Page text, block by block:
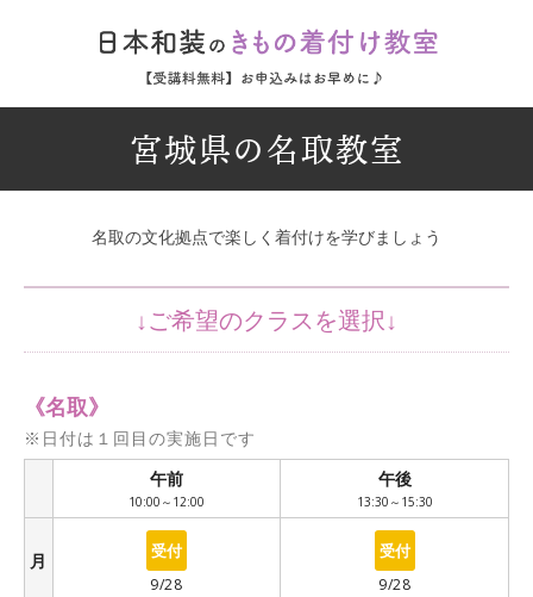
宮城県の名取教室
名取の文化拠点で楽しく着付けを学びましょう
《名取》
※日付は１回目の実施日です
月
午前
10:00～12:00
○
9/28
午後
13:30～15:30
○
9/28